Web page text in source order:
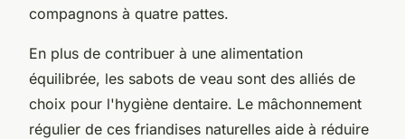
compagnons à quatre pattes.
En plus de contribuer à une alimentation
équilibrée, les sabots de veau sont des alliés de
choix pour l'hygiène dentaire. Le mâchonnement
régulier de ces friandises naturelles aide à réduire